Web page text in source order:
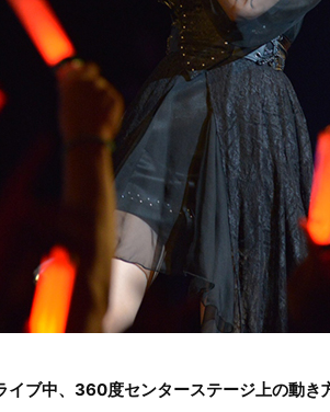
ブ中、360度センターステージ上の動き